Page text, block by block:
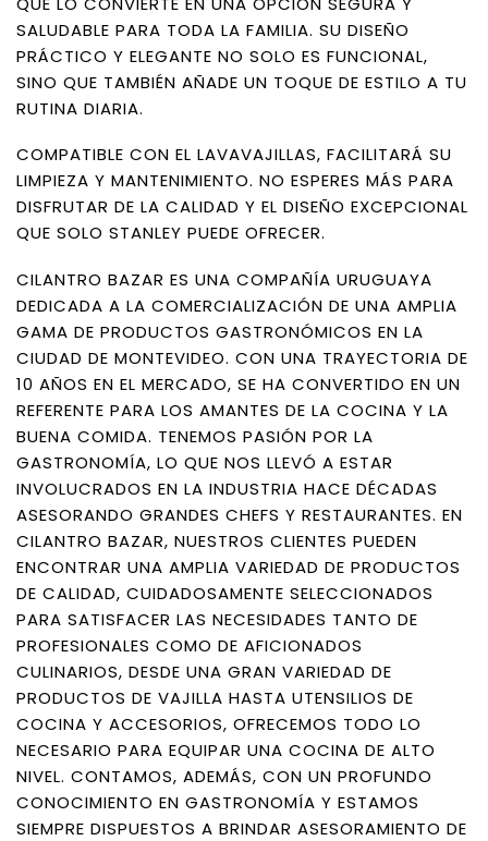
SALUDABLE PARA TODA LA FAMILIA. SU DISEÑO
PRÁCTICO Y ELEGANTE NO SOLO ES FUNCIONAL,
SINO QUE TAMBIÉN AÑADE UN TOQUE DE ESTILO A TU
RUTINA DIARIA.
COMPATIBLE CON EL LAVAVAJILLAS, FACILITARÁ SU
LIMPIEZA Y MANTENIMIENTO. NO ESPERES MÁS PARA
DISFRUTAR DE LA CALIDAD Y EL DISEÑO EXCEPCIONAL
QUE SOLO STANLEY PUEDE OFRECER.
CILANTRO BAZAR ES UNA COMPAÑÍA URUGUAYA
DEDICADA A LA COMERCIALIZACIÓN DE UNA AMPLIA
GAMA DE PRODUCTOS GASTRONÓMICOS EN LA
CIUDAD DE MONTEVIDEO. CON UNA TRAYECTORIA DE
10 AÑOS EN EL MERCADO, SE HA CONVERTIDO EN UN
REFERENTE PARA LOS AMANTES DE LA COCINA Y LA
BUENA COMIDA. TENEMOS PASIÓN POR LA
GASTRONOMÍA, LO QUE NOS LLEVÓ A ESTAR
INVOLUCRADOS EN LA INDUSTRIA HACE DÉCADAS
ASESORANDO GRANDES CHEFS Y RESTAURANTES. EN
CILANTRO BAZAR, NUESTROS CLIENTES PUEDEN
ENCONTRAR UNA AMPLIA VARIEDAD DE PRODUCTOS
DE CALIDAD, CUIDADOSAMENTE SELECCIONADOS
PARA SATISFACER LAS NECESIDADES TANTO DE
PROFESIONALES COMO DE AFICIONADOS
CULINARIOS, DESDE UNA GRAN VARIEDAD DE
PRODUCTOS DE VAJILLA HASTA UTENSILIOS DE
COCINA Y ACCESORIOS, OFRECEMOS TODO LO
NECESARIO PARA EQUIPAR UNA COCINA DE ALTO
NIVEL. CONTAMOS, ADEMÁS, CON UN PROFUNDO
CONOCIMIENTO EN GASTRONOMÍA Y ESTAMOS
SIEMPRE DISPUESTOS A BRINDAR ASESORAMIENTO DE